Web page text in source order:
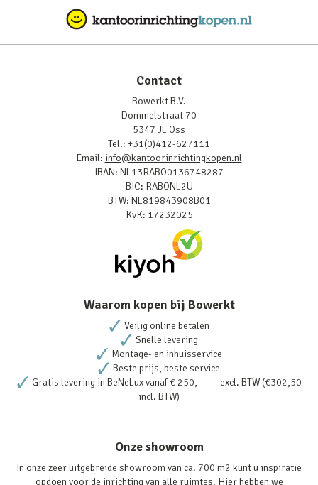
Contact
Bowerkt B.V.
Dommelstraat 70
5347 JL Oss
Tel.: +31(0)412-627111
Email: info@kantoorinrichtingkopen.nl
IBAN: NL13RABO0136748287
BIC: RABONL2U
BTW: NL819843908B01
KvK: 17232025
Waarom kopen bij Bowerkt
Veilig online betalen
Snelle levering
Montage- en inhuisservice
Beste prijs, beste service
Gratis levering in BeNeLux vanaf € 250,- excl. BTW (€302,50
incl. BTW)
Onze showroom
In onze zeer uitgebreide showroom van ca. 700 m2 kunt u inspiratie
opdoen voor de inrichting van alle ruimtes. Hier hebben we